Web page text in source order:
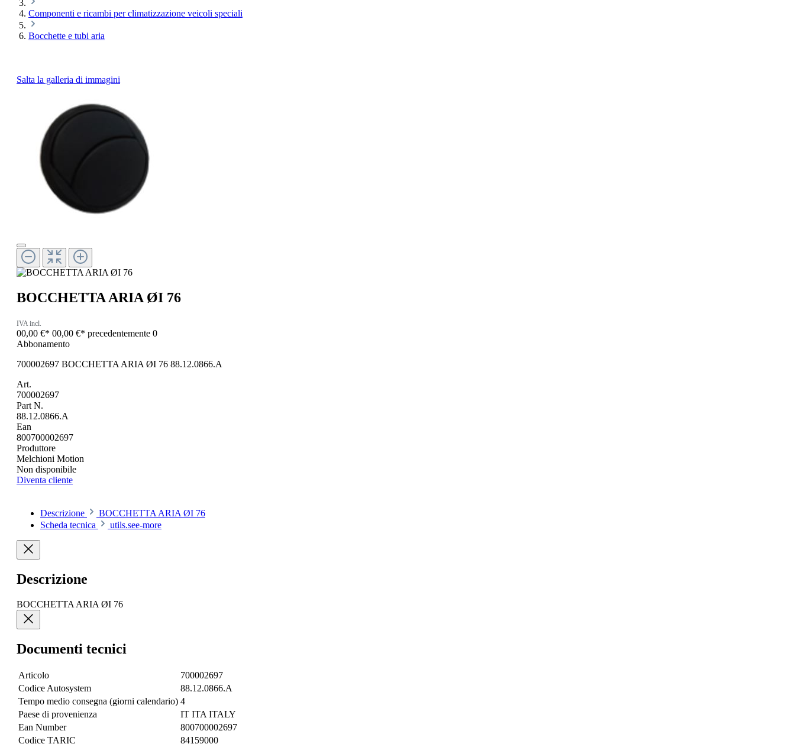
Componenti e ricambi per climatizzazione veicoli speciali
Bocchette e tubi aria
Salta la galleria di immagini
BOCCHETTA ARIA ØI 76
IVA incl.
00,00 €* 00,00 €* precedentemente 0
Abbonamento
700002697 BOCCHETTA ARIA ØI 76 88.12.0866.A
Art.
700002697
Part N.
88.12.0866.A
Ean
800700002697
Produttore
Melchioni Motion
Non disponibile
Diventa cliente
Descrizione
BOCCHETTA ARIA ØI 76
Scheda tecnica
utils.see-more
Descrizione
BOCCHETTA ARIA ØI 76
Documenti tecnici
Articolo
700002697
Codice Autosystem
88.12.0866.A
Tempo medio consegna (giorni calendario) 4
Paese di provenienza
IT ITA ITALY
Ean Number
800700002697
Codice TARIC
84159000